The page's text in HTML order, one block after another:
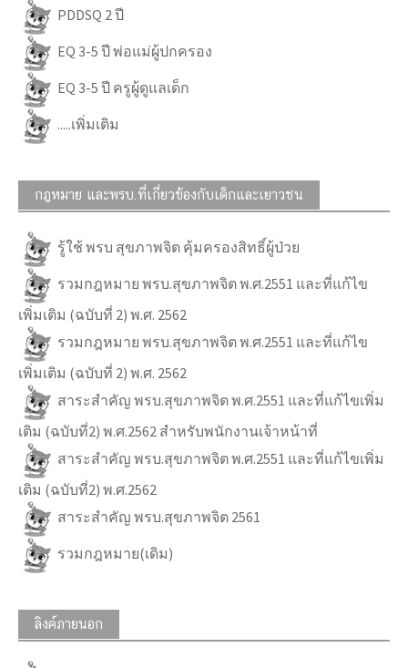
PDDSQ 2 ปี
EQ 3-5 ปี พ่อแม่ผู้ปกครอง
EQ 3-5 ปี ครูผู้ดูแลเด็ก
.....เพิ่มเติม
กฎหมาย และพรบ.ที่เกี่ยวข้องกับเด็กและเยาวชน
รู้ใช้ พรบ สุขภาพจิต คุ้มครองสิทธิ์ผู้ป่วย
รวมกฎหมาย พรบ.สุขภาพจิต พ.ศ.2551 และที่แก้ไข
เพิ่มเติม (ฉบับที่ 2) พ.ศ. 2562
รวมกฎหมาย พรบ.สุขภาพจิต พ.ศ.2551 และที่แก้ไข
เพิ่มเติม (ฉบับที่ 2) พ.ศ. 2562
สาระสำคัญ พรบ.สุขภาพจิต พ.ศ.2551 และที่แก้ไขเพิ่ม
เติม (ฉบับที่2) พ.ศ.2562 สำหรับพนักงานเจ้าหน้าที่
สาระสำคัญ พรบ.สุขภาพจิต พ.ศ.2551 และที่แก้ไขเพิ่ม
เติม (ฉบับที่2) พ.ศ.2562
สาระสำคัญ พรบ.สุขภาพจิต 2561
รวมกฎหมาย(เดิม)
ลิงค์ภายนอก